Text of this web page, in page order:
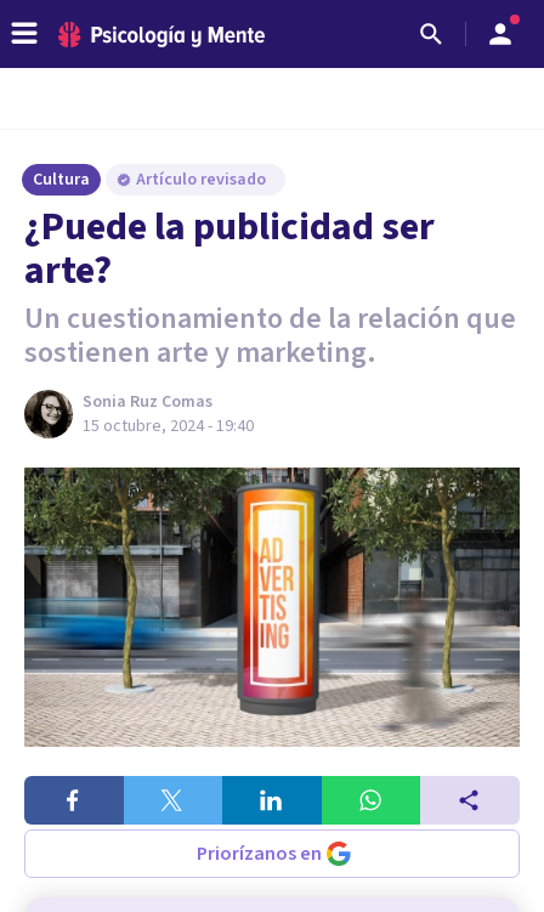
Cultura Artículo revisado
¿Puede la publicidad ser
arte?
Un cuestionamiento de la relación que
sostienen arte y marketing.
Sonia Ruz Comas
15 octubre, 2024 - 19:40
Priorízanos en